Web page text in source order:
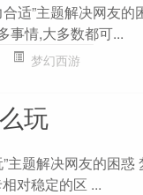
适”主题解决网友
事情,大多数都可...
梦幻西游
玩
主题解决网友的困
对稳定的区 ...